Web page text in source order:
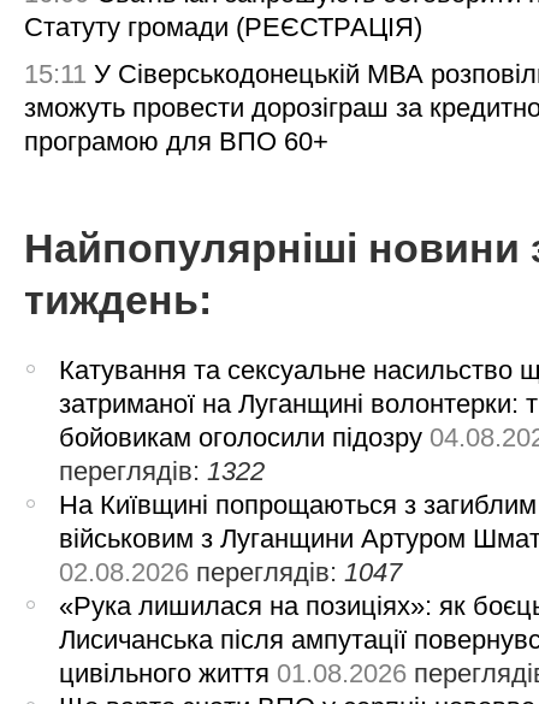
Статуту громади (РЕЄСТРАЦІЯ)
15:11 У Сіверськодонецькій МВА
зможуть провести дорозіграш за
програмою для ВПО 60+
Найпопулярніші новини
тиждень:
Катування та сексуальне насильство
затриманої на Луганщині волонтерки:
бойовикам оголосили підозру
переглядів: 1322
На Київщині попрощаються з загиблим
військовим з Луганщини Артуром
02.08.2026 переглядів: 1047
«Рука лишилася на позиціях»: як
Лисичанська після ампутації
цивільного життя 01.08.2026